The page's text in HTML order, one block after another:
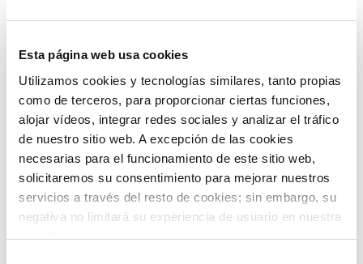
Esta página web usa cookies
Utilizamos cookies y tecnologías similares, tanto propias
como de terceros, para proporcionar ciertas funciones,
alojar vídeos, integrar redes sociales y analizar el tráfico
de nuestro sitio web. A excepción de las cookies
necesarias para el funcionamiento de este sitio web,
solicitaremos su consentimiento para mejorar nuestros
servicios a través del resto de cookies; sin embargo, su
negativa no limitará su experiencia de usuario en nuestra
web. Puede configurar o rechazar de forma
innovadora que
personas en su
promoviendo la
participación y la
integración en el
entorno y
velando por su
dignidad.
El nuestro es un
proyecto
innovador y